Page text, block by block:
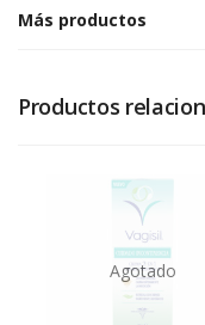
Más productos
Productos
Agotado